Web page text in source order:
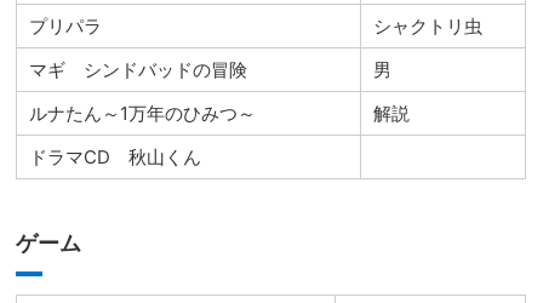
プリパラ
シャクトリ虫
マギ シンドバッドの冒険
男
ルナたん～1万年のひみつ～
解説
ドラマCD 秋山くん
ゲーム